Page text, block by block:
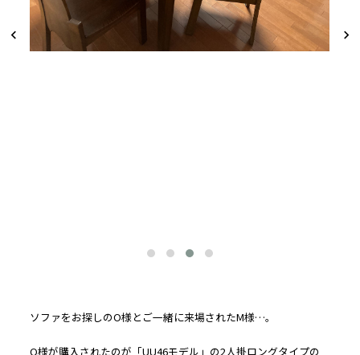
ソファをお探しのO様とご一緒に来場されたM様…。
O様が購入されたのが「UU46モデル」の2人掛ロングタイプの